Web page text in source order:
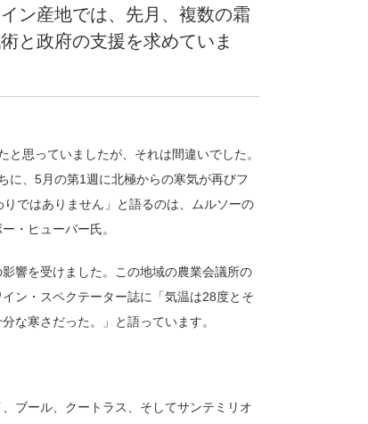
ン産地では、先月、複数の霜
と政府の支援を求めていま
思っていましたが、それは間違いでした。
に、5月の第1週に北極からの寒気が再びフ
ではありません」と語るのは、ムルソーの
・ヒューバー氏。
響を受けました。この地域の農業会議所の
ン・スペクテーター誌に「気温は28度とそ
な寒さだった。」と語っています。
ブール、クートラス、そしてサンテミリオ